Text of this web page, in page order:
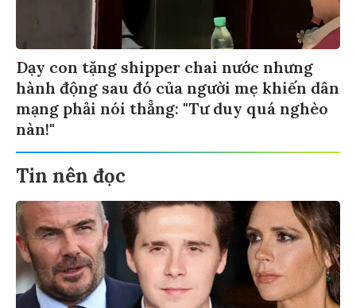
Dạy con tặng shipper chai nước nhưng
hành động sau đó của người mẹ khiến dân
mạng phải nói thẳng: "Tư duy quá nghèo
nàn!"
Tin nên đọc